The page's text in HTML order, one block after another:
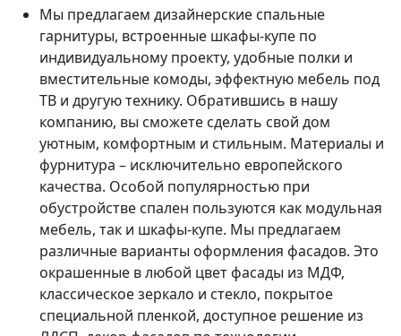
Мы предлагаем дизайнерские спальные
гарнитуры, встроенные шкафы-купе по
индивидуальному проекту, удобные полки и
вместительные комоды, эффектную мебель под
ТВ и другую технику. Обратившись в нашу
компанию, вы сможете сделать свой дом
уютным, комфортным и стильным. Материалы и
фурнитура – исключительно европейского
качества. Особой популярностью при
обустройстве спален пользуются как модульная
мебель, так и шкафы-купе. Мы предлагаем
различные варианты оформления фасадов. Это
окрашенные в любой цвет фасады из МДФ,
классическое зеркало и стекло, покрытое
специальной пленкой, доступное решение из